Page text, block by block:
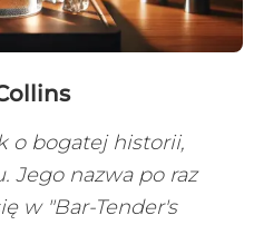
o bogatej historii,
Jego nazwa po raz
w "Bar-Tender's